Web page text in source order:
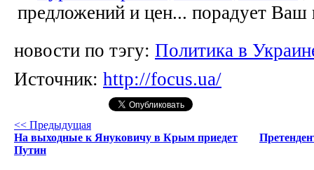
предложений и цен... порадует Ваш
новости по тэгу: Политика в
Источник: http://focus.ua/
<< Предыдущая
На выходные к Януковичу в Крым приедет
Путин